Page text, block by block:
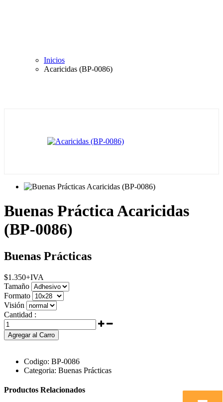
Inicios
Acaricidas (BP-0086)
Buenas Práctica Acaricidas
(BP-0086)
Buenas Prácticas
$1.350+IVA
Tamaño
Formato
Visión
Cantidad :
Agregar al Carro
Codigo: BP-0086
Categoria: Buenas Prácticas
Productos Relacionados